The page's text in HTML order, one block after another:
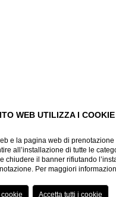
WEB UTILIZZA I COOKIE
e la pagina web di
all’installazione di tutte le
chiudere il banner rifiutando
Per maggiori